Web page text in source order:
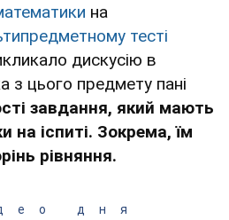
на
тесті
дискусію в
з цього предмету пані
завдання, який мають
на іспиті. Зокрема, їм
рівняння.
дня